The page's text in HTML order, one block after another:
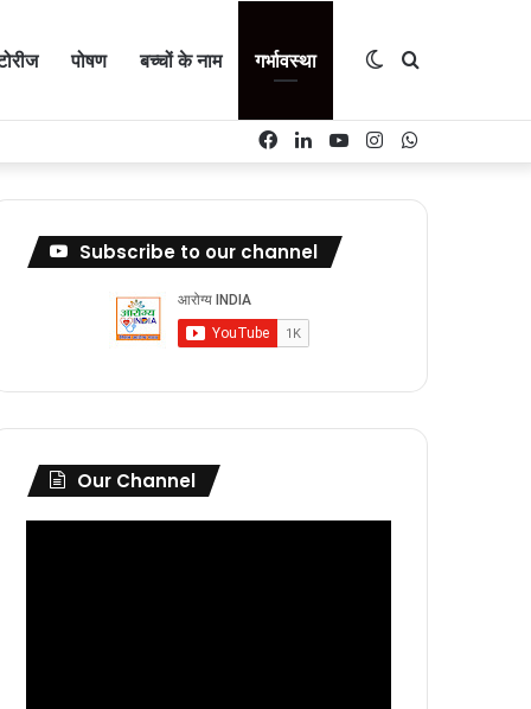
पोषण बच्चों के नाम गर्भावस्था Search
Switch
Instagram
YouTube
LinkedIn
Facebook
Subscribe to our channel
Our Channel